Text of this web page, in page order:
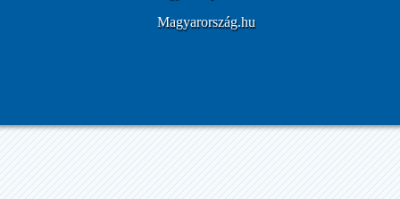
Magyarország.hu